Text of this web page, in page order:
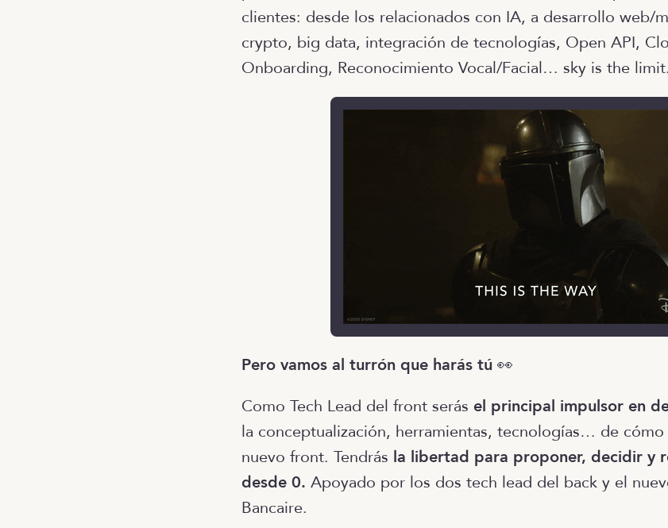
clientes: desde los relacionados con IA, a desarrollo web/
crypto, big data, integración de tecnologías, Open API,
Onboarding, Reconocimiento Vocal/Facial… sky is the limit.
Pero vamos al turrón que harás tú 👀
Como Tech Lead del front serás el principal impulsor en
la conceptualización, herramientas, tecnologías… de
nuevo front. Tendrás la libertad para proponer, decidir y
desde 0. Apoyado por los dos tech lead del back y el
Bancaire.